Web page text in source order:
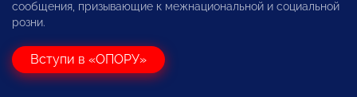
сообщения, призывающие к межнациональной и социальной
розни.
Вступи в «ОПОРУ»